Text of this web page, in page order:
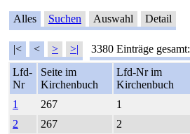
Alles Suchen Auswahl Detail
|< < > >| 3380 Einträge gesamt:
Lfd-
Nr
Seite im
Kirchenbuch
Lfd-Nr im
Kirchenbuch
1
267 1
2
267 2